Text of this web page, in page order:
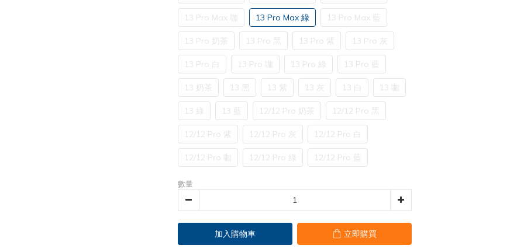
13 Pro Max 咖 13 Pro Max 綠 13 Pro Max 藍
13 Pro 奶茶 13 Pro 黑 13 Pro 紫 13 Pro 灰
13 Pro 白 13 Pro 咖 13 Pro 綠 13 Pro 藍
13 奶茶 13 黑 13 紫 13 灰 13 白 13 咖
13 綠 13 藍 12/12 Pro 奶茶 12/12 Pro 黑
12/12 Pro 紫 12/12 Pro 灰 12/12 Pro 白
12/12 Pro 咖 12/12 Pro 綠 12/12 Pro 藍
數量
加入購物車 立即購買